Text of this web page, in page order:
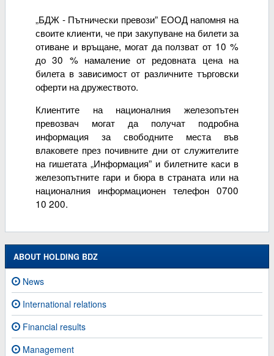
„БДЖ - Пътнически превози” ЕООД напомня на
своите клиенти, че при закупуване на билети за
отиване и връщане, могат да ползват от 10 %
до 30 % намаление от редовната цена на
билета в зависимост от различните търговски
оферти на дружеството.
Клиентите на националния железопътен
превозвач могат да получат подробна
информация за свободните места във
влаковете през почивните дни от служителите
на гишетата „Информация” и билетните каси в
железопътните гари и бюра в страната или на
националния информационен телефон 0700
10 200.
ABOUT HOLDING BDZ
News
International relations
Financial results
Management